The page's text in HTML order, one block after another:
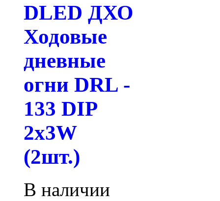
DLED ДХО
Ходовые
дневные
огни DRL -
133 DIP
2x3W
(2шт.)
В наличии